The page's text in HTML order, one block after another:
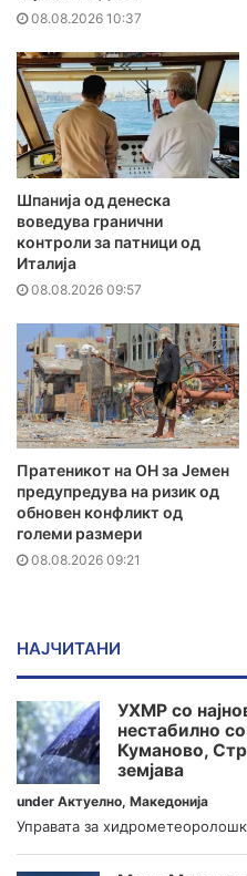
08.08.2026 10:37
Шпанија од денеска
воведува гранични
контроли за патници од
Италија
08.08.2026 09:57
Пратеникот на ОН за Јемен
предупредува на ризик од
обновен конфликт од
големи размери
08.08.2026 09:21
НАЈЧИТАНИ
УХМР со
нестабилно
Куманово,
земјава
under Актуелно, Македонија
Управата за